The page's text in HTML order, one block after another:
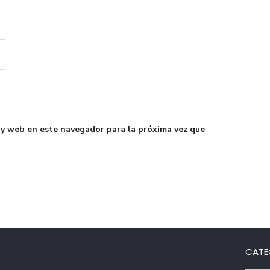
web en este navegador para la próxima vez que